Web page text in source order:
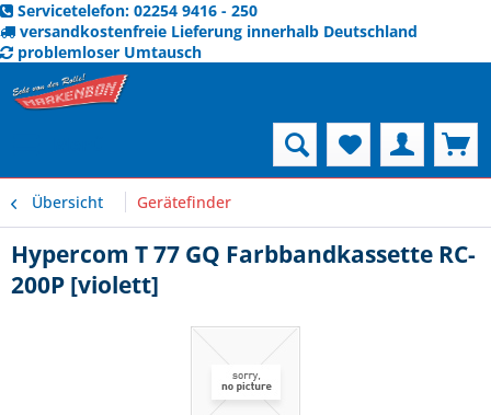
Servicetelefon: 02254 9416 - 250
versandkostenfreie Lieferung innerhalb Deutschland
problemloser Umtausch
Übersicht Gerätefinder
Hypercom T 77 GQ Farbbandkassette RC-
200P [violett]